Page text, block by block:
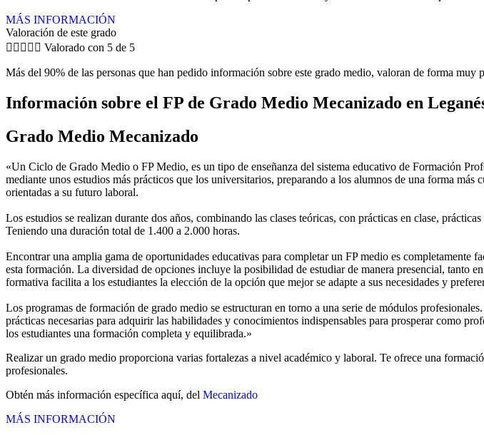
MÁS INFORMACIÓN
Valoración de este grado
     Valorado con 5 de 5
Más del 90% de las personas que han pedido información sobre este grado medio, valoran de forma muy
Información sobre el FP de Grado Medio Mecanizado en
Grado Medio Mecanizado
«Un Ciclo de Grado Medio o FP Medio, es un tipo de enseñanza del sistema educativo de Formación
mediante unos estudios más prácticos que los universitarios, preparando a los alumnos de una forma
orientadas a su futuro laboral.
Los estudios se realizan durante dos años, combinando las clases teóricas, con prácticas en clase,
Teniendo una duración total de 1.400 a 2.000 horas.
Encontrar una amplia gama de oportunidades educativas para completar un FP medio es
esta formación. La diversidad de opciones incluye la posibilidad de estudiar de manera presencial,
formativa facilita a los estudiantes la elección de la opción que mejor se adapte a sus necesidades y
Los programas de formación de grado medio se estructuran en torno a una serie de módulos
prácticas necesarias para adquirir las habilidades y conocimientos indispensables para prosperar como
los estudiantes una formación completa y equilibrada.»
Realizar un grado medio proporciona varias fortalezas a nivel académico y laboral. Te ofrece una
profesionales.
Obtén más información específica aquí, del Mecanizado
MÁS INFORMACIÓN